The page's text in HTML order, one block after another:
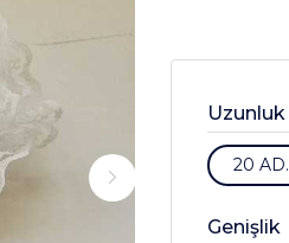
Uzunluk
20 AD.
Genişlik